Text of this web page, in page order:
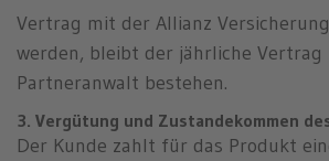
Vertrag mit der Allianz
werden, bleibt der jährliche Vertrag
Partneranwalt bestehen.
3. Vergütung und Zustandekommen
Der Kunde zahlt für das Produkt